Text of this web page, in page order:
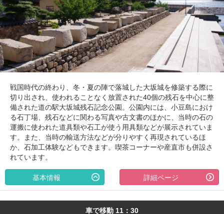
戦国時代の終わり、冬・夏の陣で落城した大坂城を修築する際に
切り出され、使われることなく放置された40個の残石を中心に整
備された道の駅大坂城残石記念公園。公園内には、小豆島におけ
る石丁場、残石などに関わる写真や古文書のほかに、当時の石の
運搬に使われた道具類や石工が使う用具類などが展示されていま
す。また、当時の輸送方法などが分りやすく再現されているほ
か、石加工体験などもできます。喫茶コーナーや産直市も併設さ
れています。
詳細ページ
基本情報
車で移動 11：30